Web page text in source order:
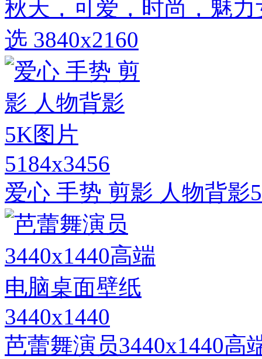
秋天，可爱，时尚，魅
选 3840x2160
5184x3456
爱心 手势 剪影 人物背影
3440x1440
芭蕾舞演员3440x1440高